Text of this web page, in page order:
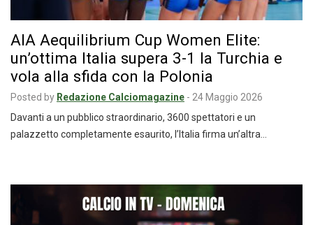
AIA Aequilibrium Cup Women Elite:
un’ottima Italia supera 3-1 la Turchia e
vola alla sfida con la Polonia
Posted by Redazione Calciomagazine - 24 Maggio 2026
Davanti a un pubblico straordinario, 3600 spettatori e un
palazzetto completamente esaurito, l’Italia firma un’altra…